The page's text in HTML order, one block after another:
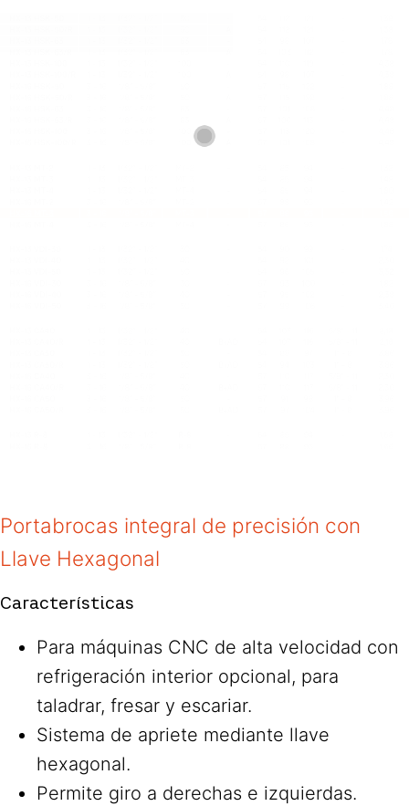
Portabrocas integral de precisión con
Llave Hexagonal
Características
Para máquinas CNC de alta velocidad con
refrigeración interior opcional, para
taladrar, fresar y escariar.
Sistema de apriete mediante llave
hexagonal.
Permite giro a derechas e izquierdas.